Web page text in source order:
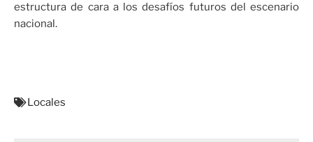
estructura de cara a los desafíos futuros del escenario
nacional.
Locales